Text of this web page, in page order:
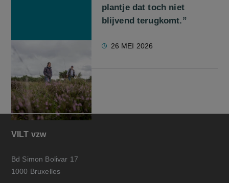
plantje dat toch niet
blijvend terugkomt.”
26 MEI 2026
VILT vzw
Bd Simon Bolivar 17
1000 Bruxelles